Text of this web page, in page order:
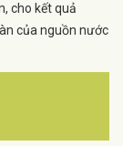
cho kết quả
của nguồn nước